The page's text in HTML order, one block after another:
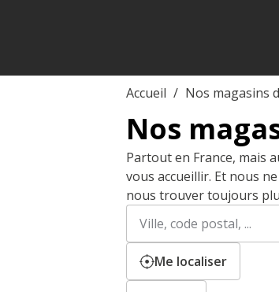
Accueil Nos magasins
Nos
Partout en France, mais
vous accueillir. Et nous
nous trouver toujours
Veuillez
renseigner
adresse
Me localiser